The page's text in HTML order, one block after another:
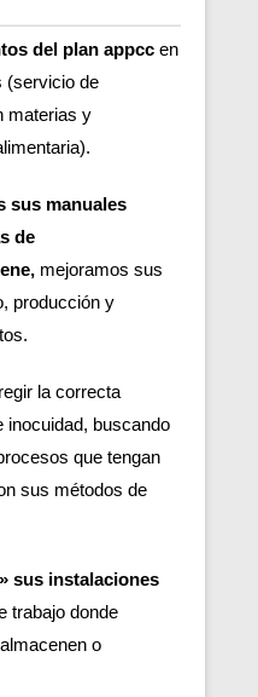
del plan appcc en
(servicio de
materias y
sus manuales
de
mejoramos sus
producción y
la correcta
inocuidad, buscando
que tengan
sus métodos de
sus instalaciones
trabajo donde
o